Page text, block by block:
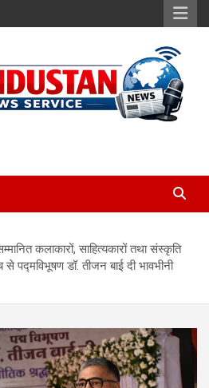
Service
कलाकारों, साहित्यकारों तथा संस्कृति
पद्मविभूषण डॉ. तीजन बाई दी भावभीनी